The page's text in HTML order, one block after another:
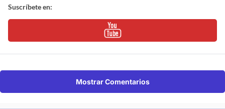
Suscríbete en:
Mostrar Comentarios